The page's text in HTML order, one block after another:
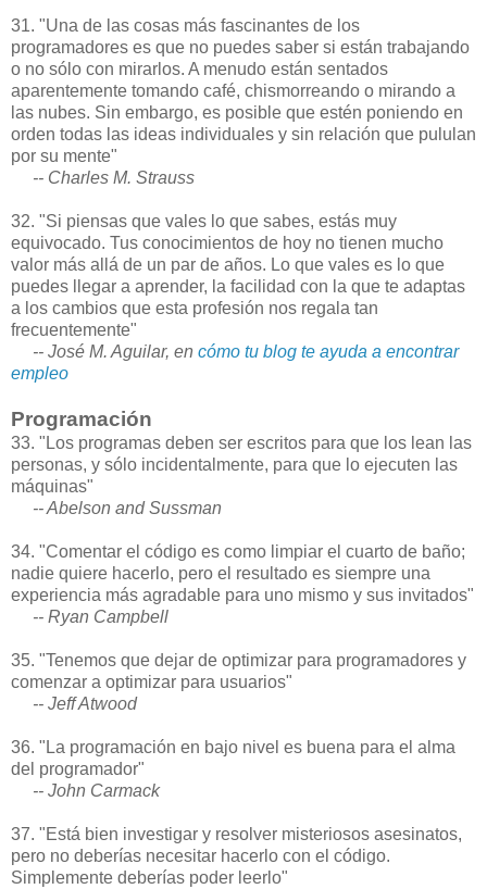
31. "Una de las cosas más fascinantes de los
programadores es que no puedes saber si están trabajando
o no sólo con mirarlos. A menudo están sentados
aparentemente tomando café, chismorreando o mirando a
las nubes. Sin embargo, es posible que estén poniendo en
orden todas las ideas individuales y sin relación que pululan
por su mente"
-- Charles M. Strauss
32. "Si piensas que vales lo que sabes, estás muy
equivocado. Tus conocimientos de hoy no tienen mucho
valor más allá de un par de años. Lo que vales es lo que
puedes llegar a aprender, la facilidad con la que te adaptas
a los cambios que esta profesión nos regala tan
frecuentemente"
-- José M. Aguilar, en cómo tu blog te ayuda a encontrar
empleo
Programación
33. "Los programas deben ser escritos para que los lean las
personas, y sólo incidentalmente, para que lo ejecuten las
máquinas"
-- Abelson and Sussman
34. "Comentar el código es como limpiar el cuarto de baño;
nadie quiere hacerlo, pero el resultado es siempre una
experiencia más agradable para uno mismo y sus invitados"
-- Ryan Campbell
35. "Tenemos que dejar de optimizar para programadores y
comenzar a optimizar para usuarios"
-- Jeff Atwood
36. "La programación en bajo nivel es buena para el alma
del programador"
-- John Carmack
37. "Está bien investigar y resolver misteriosos asesinatos,
pero no deberías necesitar hacerlo con el código.
Simplemente deberías poder leerlo"